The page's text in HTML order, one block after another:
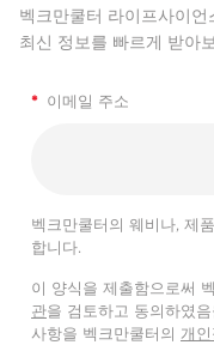
벡크만쿨터 라이프사이
최신 정보를 빠르게 받아
* 이메일 주소
벡크만쿨터의 웨비나, 제
합니다.
이 양식을 제출함으로써
관을 검토하고 동의하였
사항을 벡크만쿨터의 개